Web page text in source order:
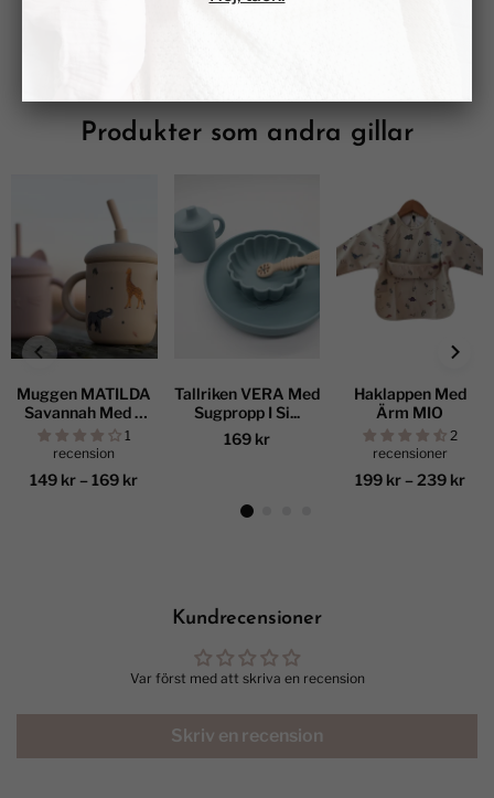
Produkter som andra gillar
Muggen MATILDA
Savannah Med 2
Su...
1
recension
149 kr–169 kr
Tallriken VERA Med
Sugpropp I Si...
169 kr
Haklappen Med
Ärm MIO
2
recensioner
199 kr– 239 kr
Kundrecensioner
Var först med att skriva en recension
Skriv en recension